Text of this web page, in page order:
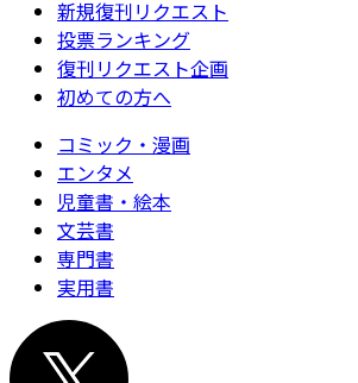
新規復刊リクエスト
投票ランキング
復刊リクエスト企画
初めての方へ
コミック・漫画
エンタメ
児童書・絵本
文芸書
専門書
実用書